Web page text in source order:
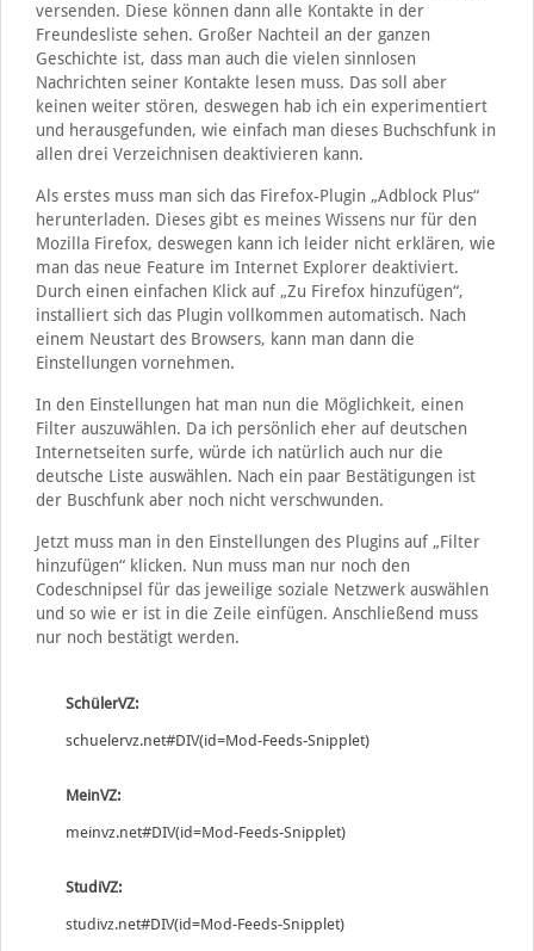
versenden. Diese können dann alle Kontakte in der
Freundesliste sehen. Großer Nachteil an der ganzen
Geschichte ist, dass man auch die vielen sinnlosen
Nachrichten seiner Kontakte lesen muss. Das soll aber
keinen weiter stören, deswegen hab ich ein experimentiert
und herausgefunden, wie einfach man dieses Buchschfunk in
allen drei Verzeichnisen deaktivieren kann.
Als erstes muss man sich das Firefox-Plugin „Adblock Plus“
herunterladen. Dieses gibt es meines Wissens nur für den
Mozilla Firefox, deswegen kann ich leider nicht erklären, wie
man das neue Feature im Internet Explorer deaktiviert.
Durch einen einfachen Klick auf „Zu Firefox hinzufügen“,
installiert sich das Plugin vollkommen automatisch. Nach
einem Neustart des Browsers, kann man dann die
Einstellungen vornehmen.
In den Einstellungen hat man nun die Möglichkeit, einen
Filter auszuwählen. Da ich persönlich eher auf deutschen
Internetseiten surfe, würde ich natürlich auch nur die
deutsche Liste auswählen. Nach ein paar Bestätigungen ist
der Buschfunk aber noch nicht verschwunden.
Jetzt muss man in den Einstellungen des Plugins auf „Filter
hinzufügen“ klicken. Nun muss man nur noch den
Codeschnipsel für das jeweilige soziale Netzwerk auswählen
und so wie er ist in die Zeile einfügen. Anschließend muss
nur noch bestätigt werden.
SchülerVZ:
schuelervz.net#DIV(id=Mod-Feeds-Snipplet)
MeinVZ:
meinvz.net#DIV(id=Mod-Feeds-Snipplet)
StudiVZ:
studivz.net#DIV(id=Mod-Feeds-Snipplet)